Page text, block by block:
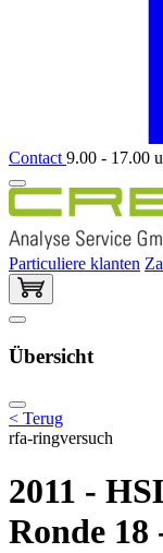
Contact 9.00 - 17.00
Particuliere klanten
Übersicht
< Terug
rfa-ringversuch
2011 -
Ronde 18